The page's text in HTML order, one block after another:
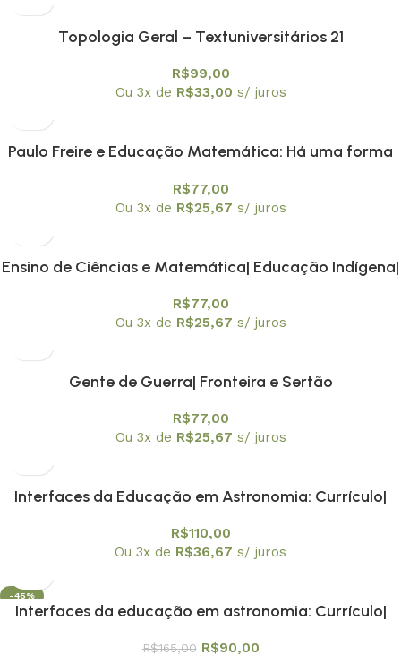
Topologia Geral – Textuniversitários 21
R$99,00
Ou 3x de R$33,00 s/ juros
Paulo Freire e Educação Matemática: Há uma forma
R$77,00
Ou 3x de R$25,67 s/ juros
Ensino de Ciências e Matemática| Educação Indígena|
Aprendizagem
R$77,00
Ou 3x de R$25,67 s/ juros
Gente de Guerra| Fronteira e Sertão
R$77,00
Ou 3x de R$25,67 s/ juros
Interfaces da Educação em Astronomia: Currículo|
Volume 1 – Relatos Reflexivos sobre a História da
R$110,00
Ou 3x de R$36,67 s/ juros
-45%
Interfaces da educação em astronomia: Currículo|
R$165,00 R$90,00